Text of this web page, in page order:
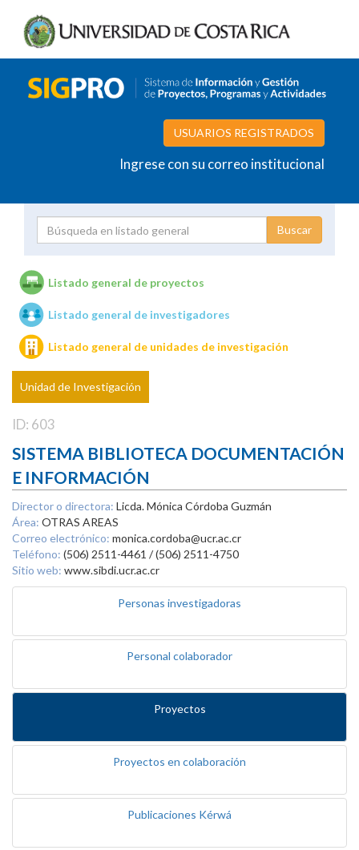
USUARIOS REGISTRADOS
Ingrese con su correo institucional
Unidades de investigación
Listado general de proyectos
Listado general de investigadores
Listado general de unidades de investigación
Unidad de Investigación
ID: 603
SISTEMA BIBLIOTECA DOCUMENTACIÓN
E INFORMACIÓN
Director o directora: Licda. Mónica Córdoba Guzmán
Área: OTRAS AREAS
Correo electrónico: monica.cordoba@ucr.ac.cr
Teléfono: (506) 2511-4461 / (506) 2511-4750
Sitio web: www.sibdi.ucr.ac.cr
Personas investigadoras
Personal colaborador
Proyectos
Proyectos en colaboración
Publicaciones Kérwá